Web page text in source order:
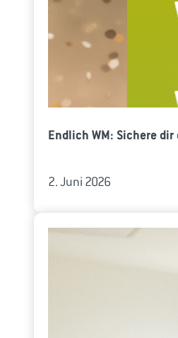
Endlich WM: Sichere
2. Juni 2026